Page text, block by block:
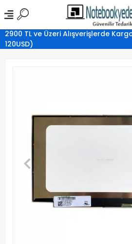
2900 TL ve Üzeri Alışverişlerde
120USD)